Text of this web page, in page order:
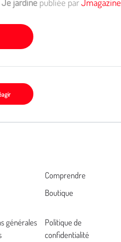
Je jardine publiée parJmagazine
Comprendre
Boutique
générales
Politique de
confidentialité